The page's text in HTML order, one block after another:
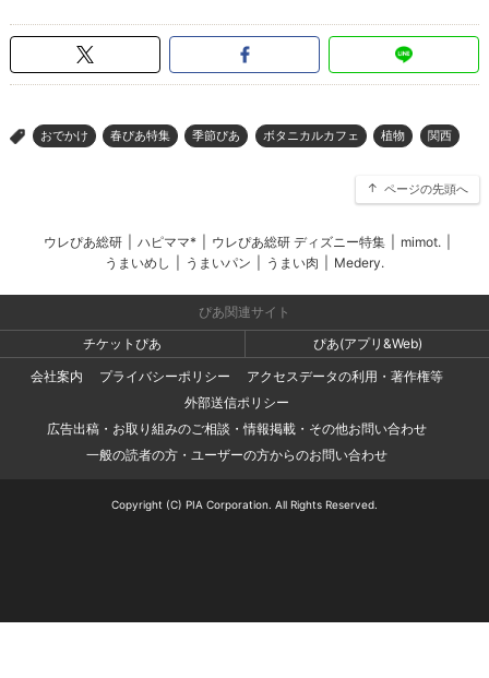
> おでかけ 春ぴあ特集 季節ぴあ ボタニカルカフェ 植物 関西
ページの先頭へ
ウレぴあ総研 ハピママ* ウレぴあ総研 ディズニー特集 mimot.
うまいめし
うまいパン うまい肉 Medery.
ぴあ関連サイト
チケットぴあ
ぴあ(アプリ&Web)
会社案内
プライバシーポリシー
アクセスデータの利用・著作権等
外部送信ポリシー
広告出稿・お取り組みのご相談・情報掲載・その他お問い合わせ
一般の読者の方・ユーザーの方からのお問い合わせ
Copyright (C) PIA Corporation. All Rights Reserved.